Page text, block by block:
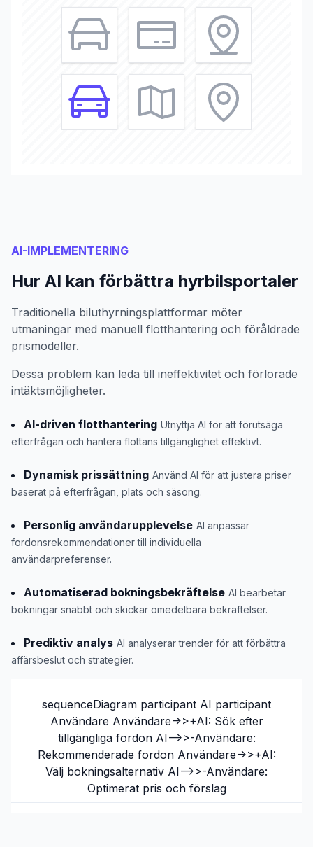
sequenceDiagram participant AI participant
Användare Användare->>+AI: Sök efter
tillgängliga fordon AI-->>-Användare:
Rekommenderade fordon Användare->>+AI:
Välj bokningsalternativ AI-->>-Användare:
Optimerat pris och förslag
AI-IMPLEMENTERING
Hur AI kan förbättra hyrbilsportaler
Traditionella biluthyrningsplattformar möter
utmaningar med manuell flotthantering och föråldrade
prismodeller.
Dessa problem kan leda till ineffektivitet och förlorade
intäktsmöjligheter.
AI-driven flotthantering Utnyttja AI för att förutsäga
efterfrågan och hantera flottans tillgänglighet effektivt.
Dynamisk prissättning Använd AI för att justera priser
baserat på efterfrågan, plats och säsong.
Personlig användarupplevelse AI anpassar
fordonsrekommendationer till individuella
användarpreferenser.
Automatiserad bokningsbekräftelse AI bearbetar
bokningar snabbt och skickar omedelbara bekräftelser.
Prediktiv analys AI analyserar trender för att förbättra
affärsbeslut och strategier.